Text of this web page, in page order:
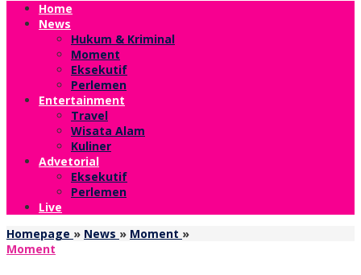
Home
News
Hukum & Kriminal
Moment
Eksekutif
Perlemen
Entertainment
Travel
Wisata Alam
Kuliner
Advetorial
Eksekutif
Perlemen
Live
Homepage » News » Moment »GMNI
Moment